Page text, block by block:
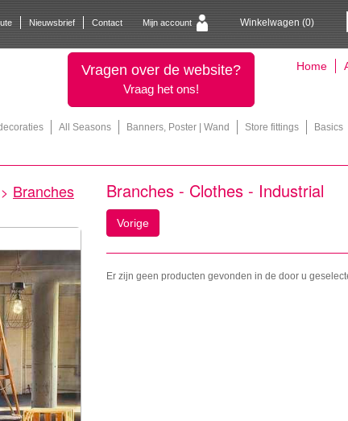
Nieuwsbrief Contact Winkelwagen (0)
Mijn account
Vragen over de website?
Vraag het ons!
Home
All Seasons Banners, Poster | Wand Store fittings Basics
> Branches
Branches - Clothes - Industrial
Vorige
Er zijn geen producten gevonden in de door u